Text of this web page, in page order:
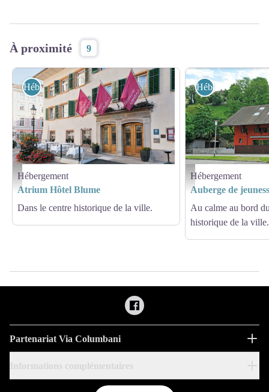
À proximité 9
Atrium hotel Blume
Hébergement
Hébergement
Atrium Hôtel Blume
Dans le centre historique de la ville.
Auberge jeunesse
Hébergement
Hébergement
Auberge de
Au calme au bord
historique de la ville.
Partenariat Via Columbani
Informations complémentaires